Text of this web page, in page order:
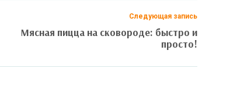
Следующая запись
Мясная пицца на сковороде: быстро и
просто!